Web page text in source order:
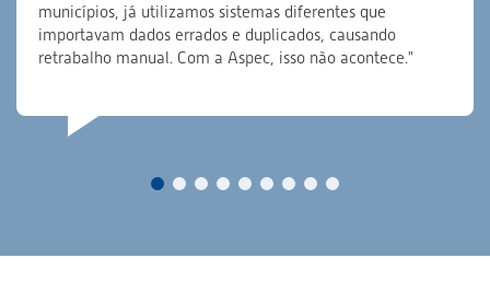
municípios, já utilizamos sistemas diferentes que
importavam dados errados e duplicados, causando
retrabalho manual. Com a Aspec, isso não acontece."